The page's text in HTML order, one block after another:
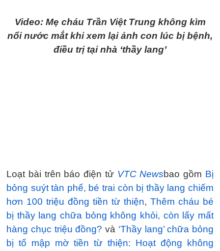
Video: Mẹ cháu Trần Việt Trung không kìm
nổi nước mắt khi xem lại ảnh con lúc bị bệnh,
điều trị tại nhà ‘thầy lang’
Loạt bài trên báo điện tử VTC Newsbao gồm Bị
bỏng suýt tàn phế, bé trai còn bị thầy lang chiếm
hơn 100 triệu đồng tiền từ thiện, Thêm cháu bé
bị thầy lang chữa bỏng không khỏi, còn lấy mất
hàng chục triệu đồng? và ‘Thầy lang’ chữa bỏng
bị tố mập mờ tiền từ thiện: Hoạt động không